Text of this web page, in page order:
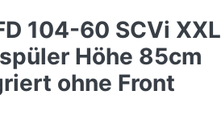
104-60 SCVi XXL
Höhe 85cm
ohne Front